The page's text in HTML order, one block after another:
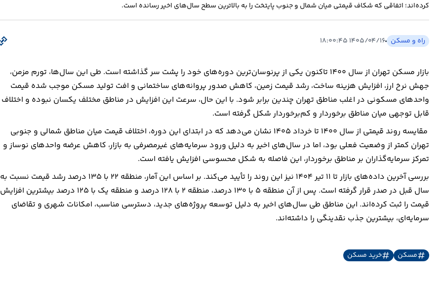
کرده‌اند؛ اتفاقی که شکاف قیمتی میان شمال و جنوب پایتخت را به بالاترین سطح سال‌های اخیر رسانده است.
راه و مسکن ۱۴۰۵/۰۴/۱۶ ۱۸:۰۰:۴۵
بازار مسکن تهران از سال ۱۴۰۰ تاکنون یکی از پرنوسان‌ترین دوره‌های خود را پشت سر گذاشته است. طی این سال‌ها، تورم مزمن،
جهش نرخ ارز، افزایش هزینه ساخت، رشد قیمت زمین، کاهش صدور پروانه‌های ساختمانی و افت تولید مسکن موجب شده قیمت
واحدهای مسکونی در اغلب مناطق تهران چندین برابر شود. با این حال، سرعت این افزایش در مناطق مختلف یکسان نبوده و اختلاف
قابل توجهی میان مناطق برخوردار و کم‌برخوردار شکل گرفته است.
مقایسه روند قیمتی از سال ۱۴۰۰ تا خرداد ۱۴۰۵ نشان می‌دهد که در ابتدای این دوره، اختلاف قیمت میان مناطق شمالی و جنوبی
تهران کمتر از وضعیت فعلی بود، اما در سال‌های اخیر به دلیل ورود سرمایه‌های غیرمصرفی به بازار، کاهش عرضه واحدهای نوساز و
تمرکز سرمایه‌گذاران بر مناطق برخوردار، این فاصله به شکل محسوسی افزایش یافته است.
بررسی آخرین داده‌های بازار تا ۱۱ تیر ۱۴۰۴ نیز این روند را تأیید می‌کند. بر اساس این آمار، منطقه ۲۲ با ۱۳۵ درصد رشد قیمت نسبت به
سال قبل در صدر قرار گرفته است. پس از آن منطقه ۵ با ۱۳۰ درصد، منطقه ۲ با ۱۲۸ درصد و منطقه یک با ۱۲۵ درصد بیشترین افزایش
قیمت را ثبت کرده‌اند. این مناطق طی سال‌های اخیر به دلیل توسعه پروژه‌های جدید، دسترسی مناسب، امکانات شهری و تقاضای
سرمایه‌ای، بیشترین جذب نقدینگی را داشته‌اند.
مسکن خرید مسکن